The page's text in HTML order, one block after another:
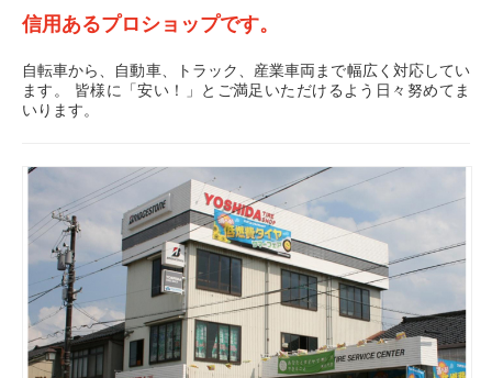
信用あるプロショップです。
自転車から、自動車、トラック、産業車両まで幅広く対応してい
ます。 皆様に「安い！」とご満足いただけるよう日々努めてま
いります。